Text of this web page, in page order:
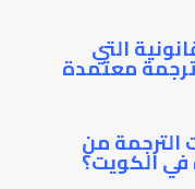
التي
معتمدة
الترجمة من
الكويت؟